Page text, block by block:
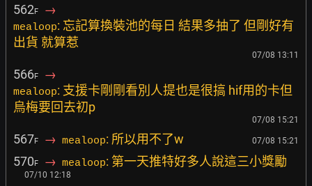
562F →
mealoop: 忘記算換裝池的每日 結果多抽了 但剛好有
出貨 就算惹
07/08 13:11
566F →
mealoop: 支援卡剛剛看別人提也是很搞 hif用的卡但
烏梅要回去初p
07/08 15:21
567F → mealoop: 所以用不了w 07/08 15:21
570F → mealoop: 第一天推特好多人說這三小獎勵
07/10 12:18